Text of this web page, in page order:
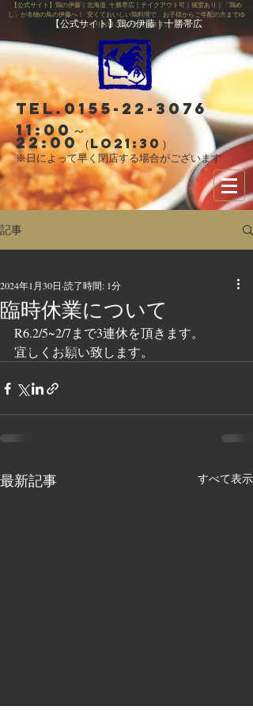
【公式サイト】鶏の伊藤｜北海道 十勝帯広｜テイクアウト可｜個室あり｜「鶏め
し」が名物の鳥の伊藤へ！ 安くておいしい鶏料理で、お子様からご年配の方までゆ
っくりお過ごしいただけます。
【公式サイト】鶏の伊藤｜十勝帯広
Tel.0155-22-3076
11:00～
22:00（LO21:30）
※日によって早く閉店する場合がございます
記事
すべての記事
お知らせ
スタッフ募集
臨時休業について
2024年1月30日 読了時間: 1分
R6.2/5~2/7まで3連休を頂きます。
宜しくお願い致します。
最新記事 すべて表示